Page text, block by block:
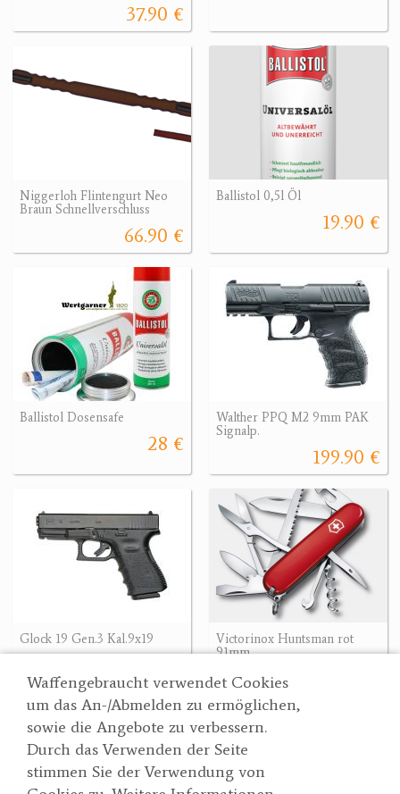
Waffengebraucht verwendet Cookies
um das An-/Abmelden zu ermöglichen,
sowie die Angebote zu verbessern.
Durch das Verwenden der Seite
stimmen Sie der Verwendung von
37.90 €
Niggerloh Flintengurt Neo
Braun Schnellverschluss
66.90 €
Ballistol 0,5l Öl
19.90 €
Ballistol Dosensafe
28 €
Walther PPQ M2 9mm PAK
Signalp.
199.90 €
Glock 19 Gen.3 Kal.9x19
608.86 €
Victorinox Huntsman rot
91mm
Suche
Partner
Wertgarner 1820
Jagd & SporthandelsgmbH